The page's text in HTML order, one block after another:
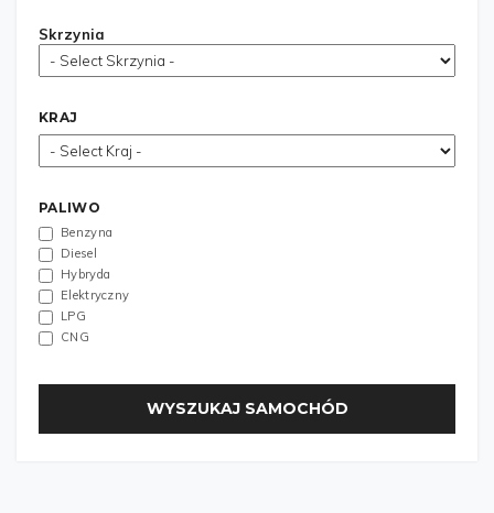
Skrzynia
KRAJ
PALIWO
Benzyna
Diesel
Hybryda
Elektryczny
LPG
CNG
WYSZUKAJ SAMOCHÓD